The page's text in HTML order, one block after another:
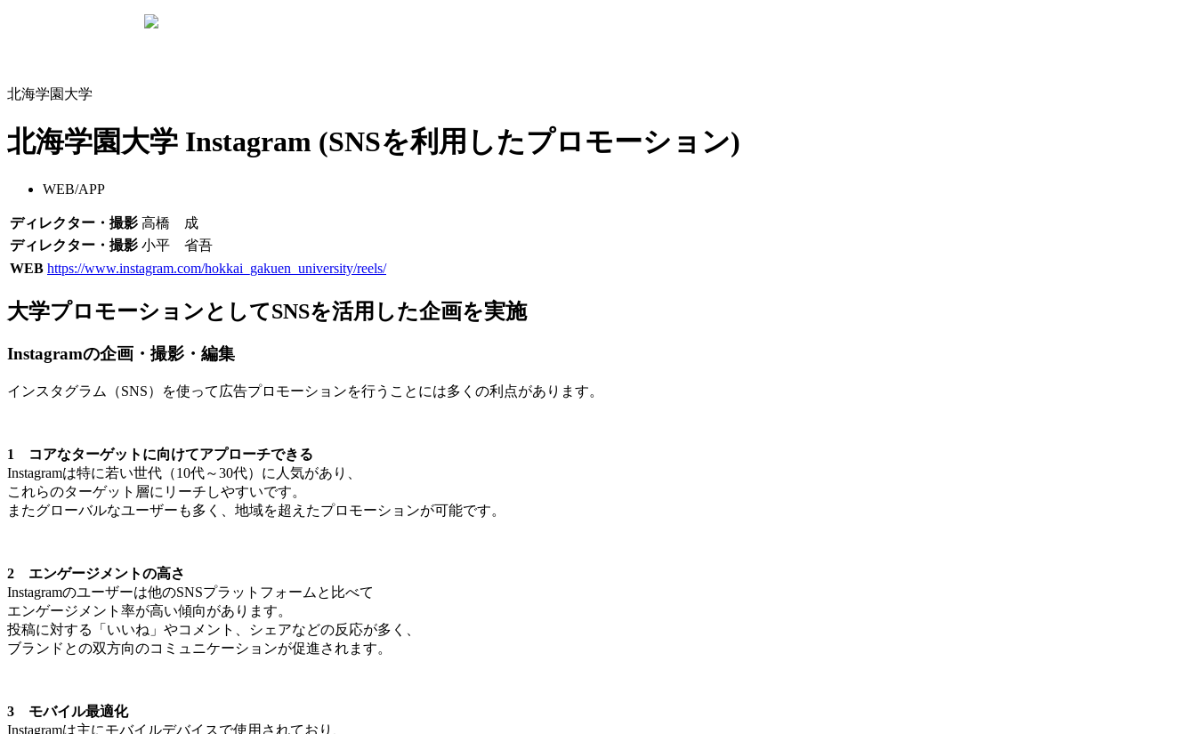
北海学園大学
北海学園大学 Instagram (SNSを利用したプロモーション)
WEB/APP
ディレクター・撮影 高橋 成
ディレクター・撮影 小平 省吾
WEB https://www.instagram.com/hokkai_gakuen_university/reels/
大学プロモーションとしてSNSを活用した企画を実施
Instagramの企画・撮影・編集
インスタグラム（SNS）を使って広告プロモーションを行うことには多くの利点があります。
1 コアなターゲットに向けてアプローチできる
Instagramは特に若い世代（10代～30代）に人気があり、
これらのターゲット層にリーチしやすいです。
またグローバルなユーザーも多く、地域を超えたプロモーションが可能です。
2 エンゲージメントの高さ
Instagramのユーザーは他のSNSプラットフォームと比べて
エンゲージメント率が高い傾向があります。
投稿に対する「いいね」やコメント、シェアなどの反応が多く、
ブランドとの双方向のコミュニケーションが促進されます。
3 モバイル最適化
Instagramは主にモバイルデバイスで使用されており、